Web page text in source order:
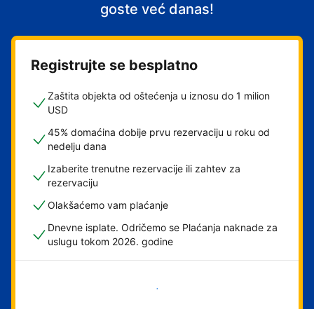
goste već danas!
Registrujte se besplatno
Zaštita objekta od oštećenja u iznosu do 1 milion
USD
45% domaćina dobije prvu rezervaciju u roku od
nedelju dana
Izaberite trenutne rezervacije ili zahtev za
rezervaciju
Olakšaćemo vam plaćanje
Dnevne isplate. Odričemo se Plaćanja naknade za
uslugu tokom 2026. godine
Počnite odmah